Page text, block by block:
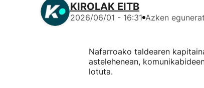
KIROLAK EITB
2026/06/01 - 16:31 Azken
Nafarroako taldearen
astelehenean,
lotuta.